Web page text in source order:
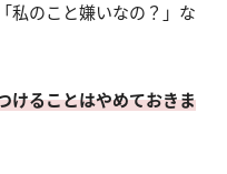
私のこと嫌いなの？」な
けることはやめておきま